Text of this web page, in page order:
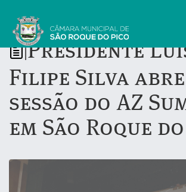
Presidente
Filipe Silva abre
sessão do AZ
em São Roque